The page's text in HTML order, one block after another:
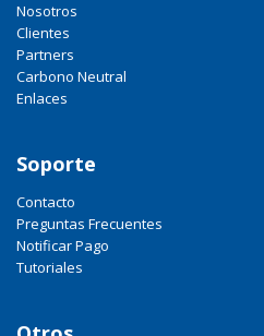
Nosotros
Clientes
Partners
Carbono Neutral
Enlaces
Soporte
Contacto
Preguntas Frecuentes
Notificar Pago
Tutoriales